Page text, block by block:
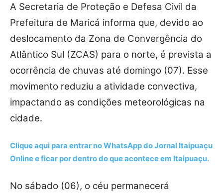
A Secretaria de Proteção e Defesa Civil da
Prefeitura de Maricá informa que, devido ao
deslocamento da Zona de Convergência do
Atlântico Sul (ZCAS) para o norte, é prevista a
ocorrência de chuvas até domingo (07). Esse
movimento reduziu a atividade convectiva,
impactando as condições meteorológicas na
cidade.
Clique aqui para entrar noWhatsAppdo Jornal Itaipuaçu
Online e ficar por dentro do que acontece em Itaipuaçu.
No sábado (06), o céu permanecerá